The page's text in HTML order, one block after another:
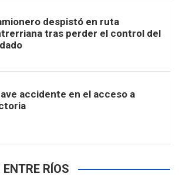
despistó en ruta
tras perder el control del
accidente en el acceso a
RÍOS